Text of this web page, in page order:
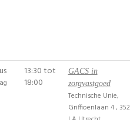
13:30 tot
18:00
GACS in
zorgvastgoed
Technische Unie,
Griffioenlaan 4 ,